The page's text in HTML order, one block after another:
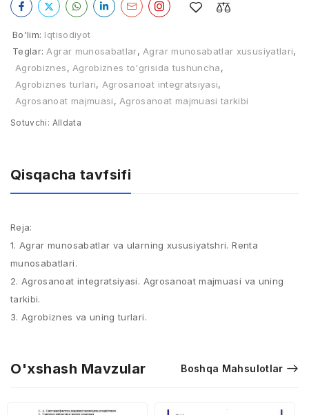
Bo'lim: Iqtisodiyot
Teglar: Agrar munosabatlar, Agrar munosabatlar xususiyatlari,
Agrobiznes, Agrobiznes to'grisida tushuncha,
Agrobiznes turlari, Agrosanoat integratsiyasi,
Agrosanoat majmuasi, Agrosanoat majmuasi tarkibi
Sotuvchi: Alldata
Qisqacha tavfsifi
Reja:
1. Agrar munosabatlar va ularning xususiyatshri. Renta
munosabatlari.
2. Agrosanoat integratsiyasi. Agrosanoat majmuasi va uning
tarkibi.
3. Agrobiznes va uning turlari.
O'xshash Mavzular Boshqa Mahsulotlar